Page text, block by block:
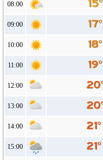
08:00
09:00
10:00
11:00
12:00
13:00
14:00
15:00